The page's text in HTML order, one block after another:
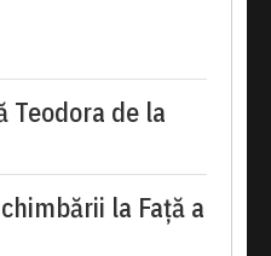
Teodora de la
la Față a